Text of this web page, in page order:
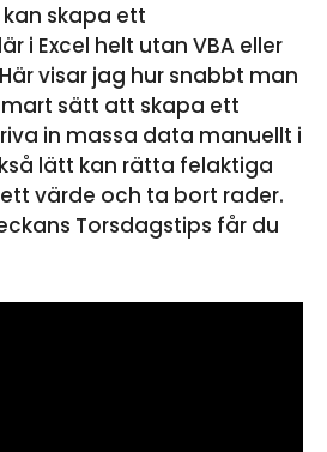
skapa ett
i Excel helt utan VBA eller
visar jag hur snabbt man
sätt att skapa ett
in massa data manuellt i
lätt kan rätta felaktiga
värde och ta bort rader.
Torsdagstips får du